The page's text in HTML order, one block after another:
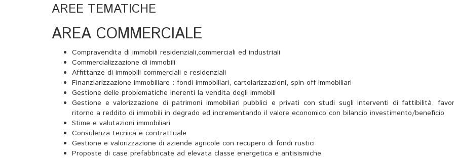
AREE TEMATICHE
AREA COMMERCIALE
Compravendita di immobili residenziali,commerciali ed industriali
Commercializzazione di immobili
Affittanze di immobili commerciali e residenziali
Finanziarizzazione immobiliare : fondi immobiliari, cartolarizzazioni, spin-off immobiliari
Gestione delle problematiche inerenti la vendita degli immobili
Gestione e valorizzazione di patrimoni immobiliari pubblici e privati con studi sugli interventi di fattibilità,
ritorno a reddito di immobili in degrado ed incrementando il valore economico con bilancio investimento/beneficio
Stime e valutazioni immobiliari
Consulenza tecnica e contrattuale
Gestione e valorizzazione di aziende agricole con recupero di fondi rustici
Proposte di case prefabbricate ad elevata classe energetica e antisismiche